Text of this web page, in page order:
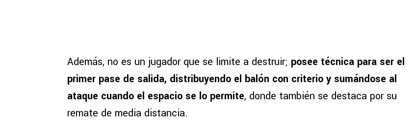
Además, no es un jugador que se limite a destruir; posee técnica para ser el
primer pase de salida, distribuyendo el balón con criterio y sumándose al
ataque cuando el espacio se lo permite, donde también se destaca por su
remate de media distancia.